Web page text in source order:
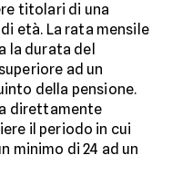
titolari di una
età. La rata mensile
la durata del
ad un
della pensione.
direttamente
il periodo in cui
minimo di 24 ad un